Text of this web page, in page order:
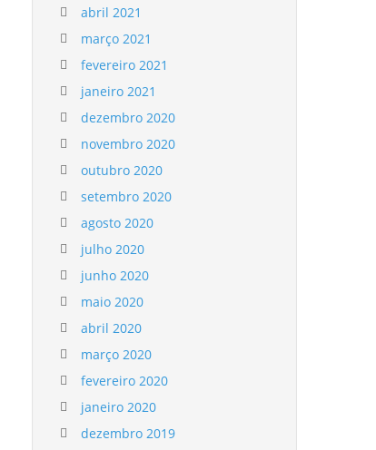
abril 2021
março 2021
fevereiro 2021
janeiro 2021
dezembro 2020
novembro 2020
outubro 2020
setembro 2020
agosto 2020
julho 2020
junho 2020
maio 2020
abril 2020
março 2020
fevereiro 2020
janeiro 2020
dezembro 2019